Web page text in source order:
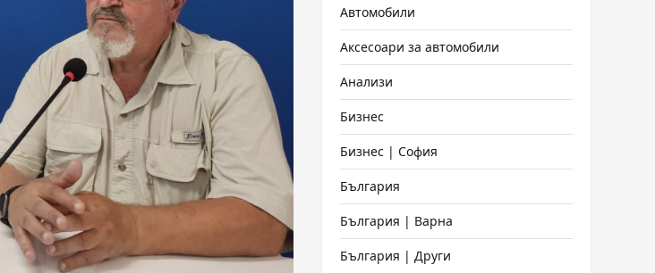
Автомобили
Аксесоари за автомобили
Анализи
Бизнес
Бизнес | София
България
България | Варна
България | Други